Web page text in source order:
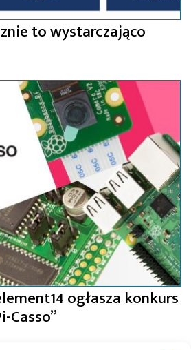
to wystarczająco
ogłasza konkurs
Casso”